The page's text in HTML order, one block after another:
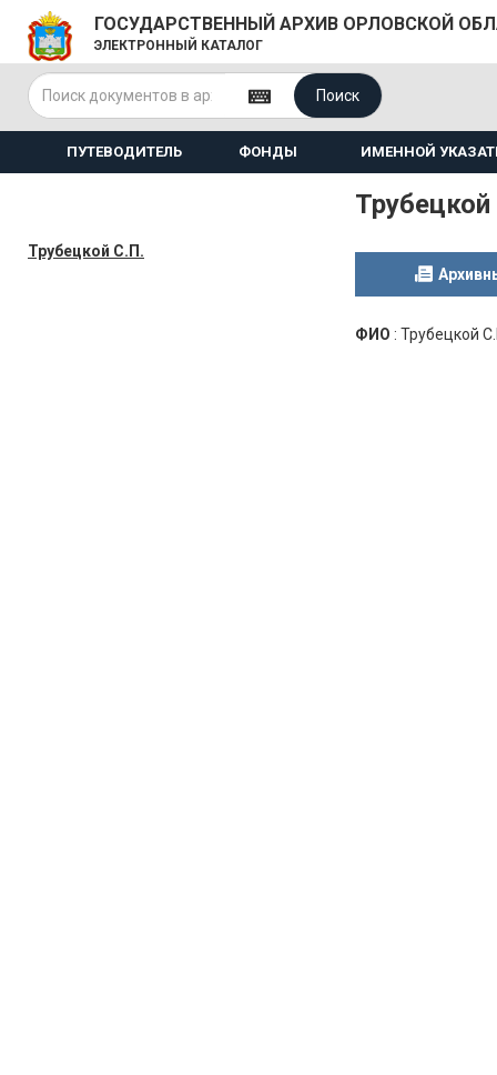
ГОСУДАРСТВЕННЫЙ АРХИВ ОРЛОВСКОЙ
ЭЛЕКТРОННЫЙ КАТАЛОГ
Поиск
ПУТЕВОДИТЕЛЬ ФОНДЫ ИМЕННОЙ
Трубецкой С.П.
ФИО : Трубецкой